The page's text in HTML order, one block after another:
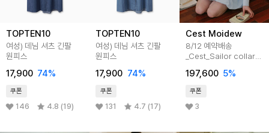
TOPTEN10
여성) 데님 셔츠 긴팔
원피스
17,900 74%
쿠폰
146 4.8 (19)
TOPTEN10
여성) 데님 셔츠 긴팔
원피스
17,900 74%
쿠폰
131 4.7 (17)
Cest Moidew
8/12 예약배송
_Cest_Sailor collar
197,600 5%
쿠폰
3